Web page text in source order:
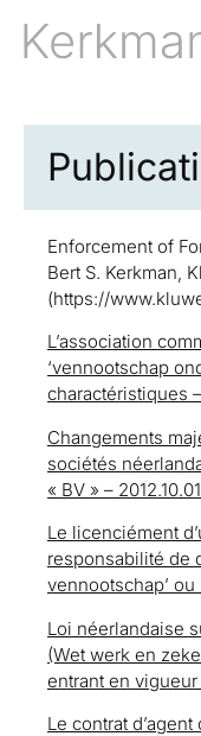
Enforcement of
Bert S. Kerkman,
(https://
L’association
‘vennootschap
charactéristiques
Changements
sociétés
« BV » – 2012.10.01
Le licenciément
responsabilité de
vennootschap’ ou
Loi néerlandaise
(Wet werk en
entrant en vigueur
Le contrat